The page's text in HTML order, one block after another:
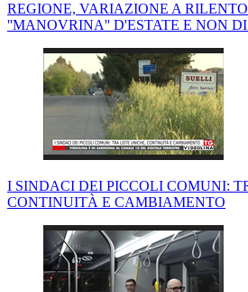
REGIONE, VARIAZIONE A
''MANOVRINA'' D'ESTATE E NON
I SINDACI DEI PICCOLI COMUNI:
CONTINUITÀ E CAMBIAMENTO